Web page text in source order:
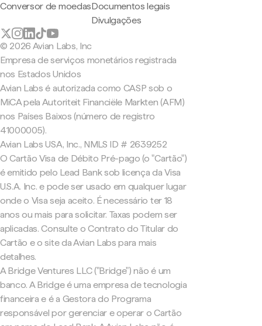
Conversor de moedasDocumentos legais
Divulgações
© 2026 Avian Labs, Inc
Empresa de serviços monetários registrada
nos Estados Unidos
Avian Labs é autorizada como CASP sob o
MiCA pela Autoriteit Financiële Markten (AFM)
nos Países Baixos (número de registro
41000005).
Avian Labs USA, Inc., NMLS ID # 2639252
O Cartão Visa de Débito Pré-pago (o "Cartão")
é emitido pelo Lead Bank sob licença da Visa
U.S.A. Inc. e pode ser usado em qualquer lugar
onde o Visa seja aceito. É necessário ter 18
anos ou mais para solicitar. Taxas podem ser
aplicadas. Consulte o Contrato do Titular do
Cartão e o site da Avian Labs para mais
detalhes.
A Bridge Ventures LLC ("Bridge") não é um
banco. A Bridge é uma empresa de tecnologia
financeira e é a Gestora do Programa
responsável por gerenciar e operar o Cartão